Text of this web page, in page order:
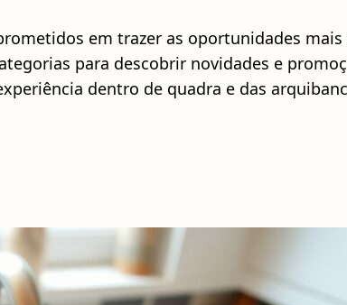
em trazer as oportunidades
para descobrir novidades e
dentro de quadra e das